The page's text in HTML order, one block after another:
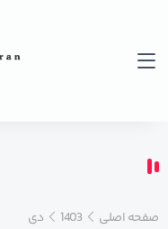
صفحه اصلی 1403 دی